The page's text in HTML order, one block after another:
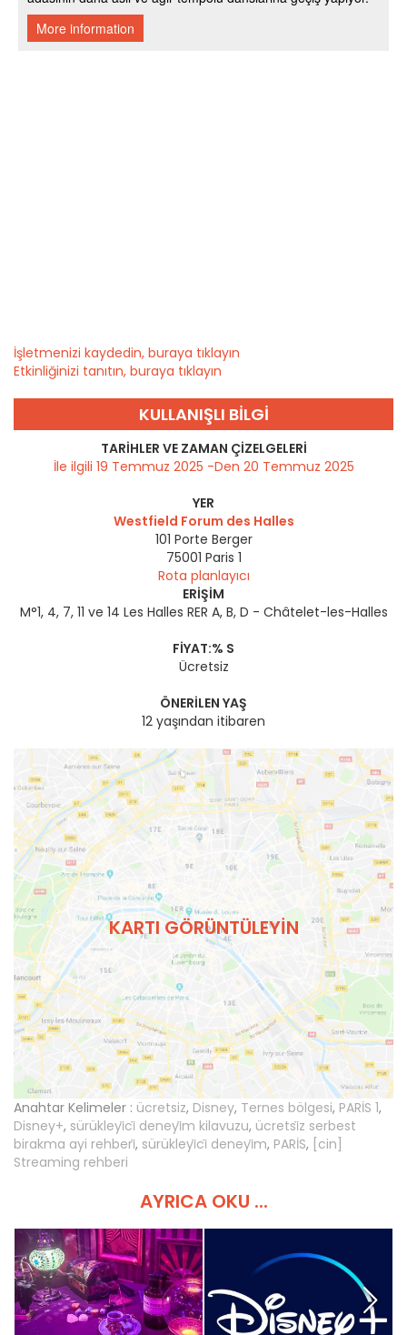
İşletmenizi kaydedin, buraya tıklayın
Etkinliğinizi tanıtın, buraya tıklayın
KULLANIŞLI BILGI
TARIHLER VE ZAMAN ÇIZELGELERI
İle ilgili 19 Temmuz 2025 -Den 20 Temmuz 2025
YER
Westfield Forum des Halles
101 Porte Berger
75001 Paris 1
Rota planlayıcı
ERIŞIM
M°1, 4, 7, 11 ve 14 Les Halles RER A, B, D - Châtelet-les-Halles
FIYAT:% S
Ücretsiz
ÖNERILEN YAŞ
12 yaşından itibaren
KARTI GÖRÜNTÜLEYIN
Anahtar Kelimeler : ücretsiz, Disney, Ternes bölgesi, PARİS 1,
Disney+, sürükleyi̇ci̇ deneyi̇m kilavuzu, ücretsi̇z serbest
birakma ayi rehberi̇, sürükleyi̇ci̇ deneyi̇m, PARİS, [cin]
Streaming rehberi
AYRICA OKU ...